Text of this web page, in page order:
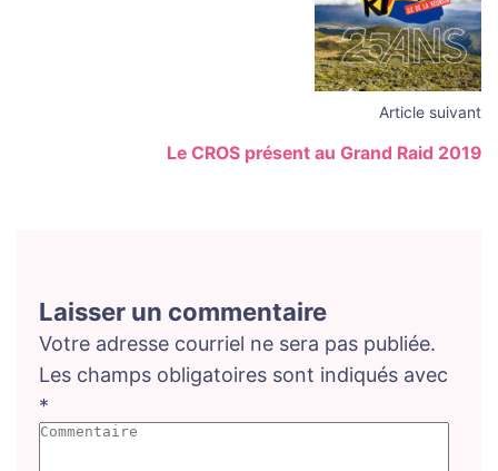
Article suivant
Le CROS présent au Grand Raid 2019
Laisser un commentaire
Votre adresse courriel ne sera pas publiée.
Les champs obligatoires sont indiqués avec
*